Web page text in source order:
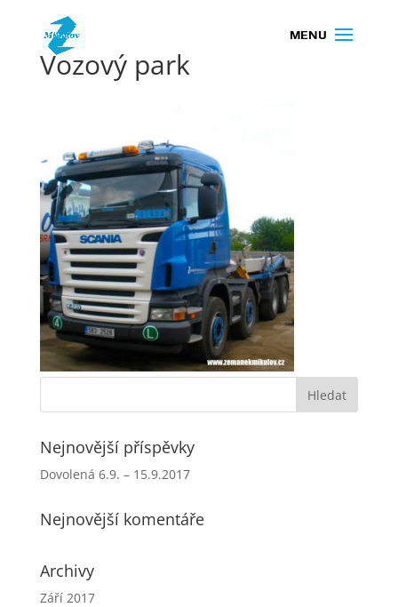
Vozový park
Nejnovější příspěvky
Dovolená 6.9. – 15.9.2017
Nejnovější komentáře
Archivy
Září 2017